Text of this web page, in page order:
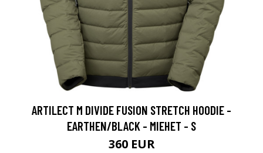
ARTILECT M DIVIDE FUSION STRETCH HOODIE -
EARTHEN/BLACK - MIEHET - S
360 EUR